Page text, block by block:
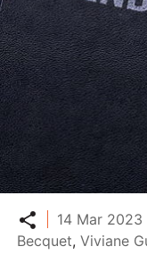
Partager
14 Mar
Becquet,Viviane